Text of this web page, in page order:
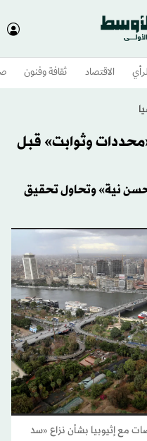
الاقتصاد ثقافة وفنون
وثوابت» قبل
نية» وتحاول تحقيق
مع إثيوبيا بشأن نزاع «سد